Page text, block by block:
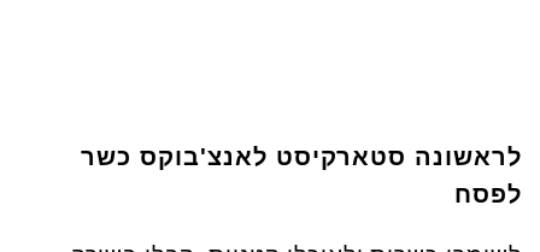
לראשונה סטארקיסט לאנצ'בוקס כשר
לפסח